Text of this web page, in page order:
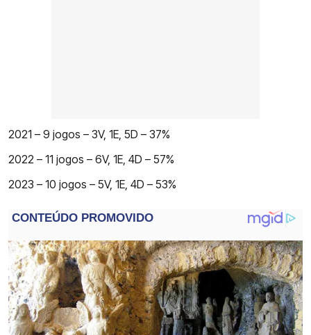
2021 – 9 jogos – 3V, 1E, 5D – 37%
2022 – 11 jogos – 6V, 1E, 4D – 57%
2023 – 10 jogos – 5V, 1E, 4D – 53%